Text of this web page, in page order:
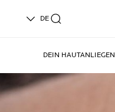
DE
DEIN HAUTANLIEGEN